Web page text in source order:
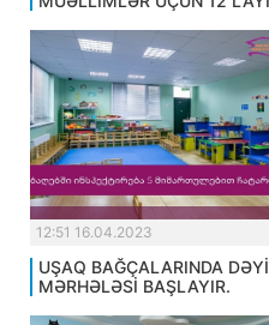
12:51 16.04.2023
UŞAQ BAĞÇALARINDA
MƏRHƏLƏSİ BAŞLAYIR.